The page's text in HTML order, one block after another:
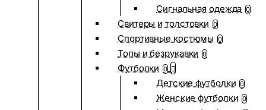
Сигнальная одежда 0
Свитеры и толстовки 0
Спортивные костюмы 0
Топы и безрукавки 0
Футболки 0
Детские футболки 0
Женские футболки 0